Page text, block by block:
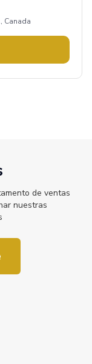
Canada
de ventas
nuestras